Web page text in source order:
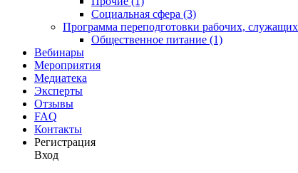
Социальная сфера (3)
Программа переподготовки рабочих,
Общественное питание (1)
Вебинары
Мероприятия
Медиатека
Эксперты
Отзывы
FAQ
Контакты
Регистрация
Вход